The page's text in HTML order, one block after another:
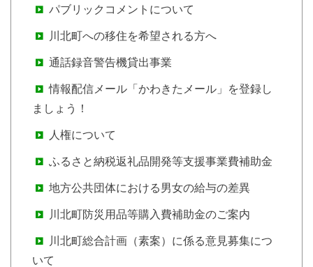
パブリックコメントについて
川北町への移住を希望される方へ
通話録音警告機貸出事業
情報配信メール「かわきたメール」を登録し
ましょう！
人権について
ふるさと納税返礼品開発等支援事業費補助金
地方公共団体における男女の給与の差異
川北町防災用品等購入費補助金のご案内
川北町総合計画（素案）に係る意見募集につ
いて